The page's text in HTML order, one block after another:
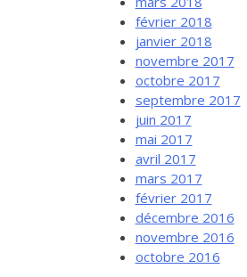
février 2018
janvier 2018
novembre 2017
octobre 2017
septembre 2017
juin 2017
mai 2017
avril 2017
mars 2017
février 2017
décembre 2016
novembre 2016
octobre 2016